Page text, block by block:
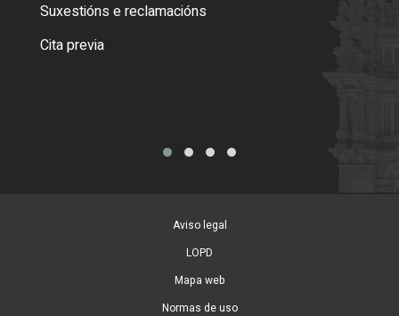
Suxestións e reclamacións
Cita previa
Aviso legal
LOPD
Mapa web
Normas de uso